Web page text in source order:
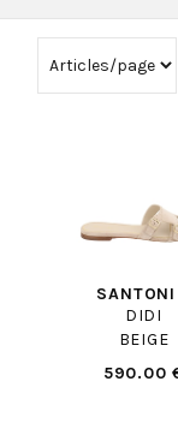
SANTONI
DIDI
BEIGE
590.00